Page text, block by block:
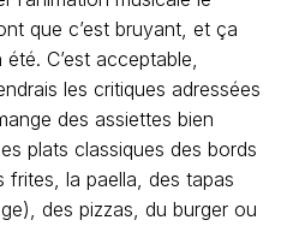
que c’est bruyant, et ça
C’est acceptable,
les critiques adressées
des assiettes bien
plats classiques des bords
frites, la paella, des tapas
des pizzas, du burger ou